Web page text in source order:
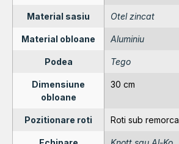
Material sasiu Otel zincat
Material obloane Aluminiu
Podea Tego
Dimensiune
obloane
30 cm
Pozitionare roti Roti sub remorca